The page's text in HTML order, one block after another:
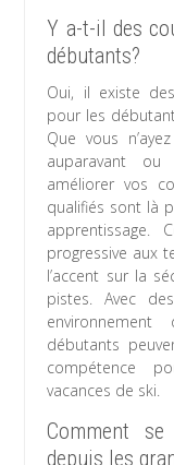
Y a-t-il des
débutants?
Oui, il existe
pour les
Que vous
auparavant ou
améliorer vos
qualifiés sont là
apprentissage.
progressive aux
l’accent sur la
pistes. Avec
environnement
débutants
compétence
vacances de ski.
Comment
depuis les